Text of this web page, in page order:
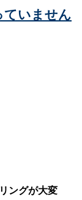
ていません
ングが大変